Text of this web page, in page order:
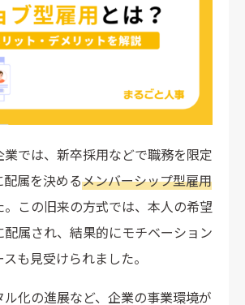
業では、新卒採用などで職務を限定
属を決めるメンバーシップ型雇用
この旧来の方式では、本人の希望
配属され、結果的にモチベーション
も見受けられました。
ル化の進展など、企業の事業環境が